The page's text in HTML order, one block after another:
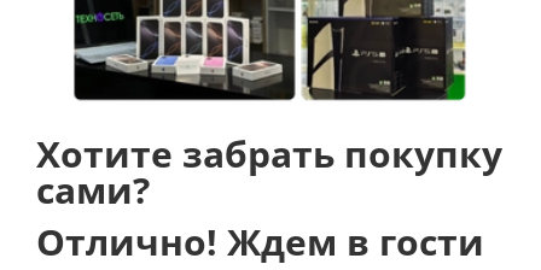
Хотите забрать покупку
сами?
Отлично! Ждем в гости